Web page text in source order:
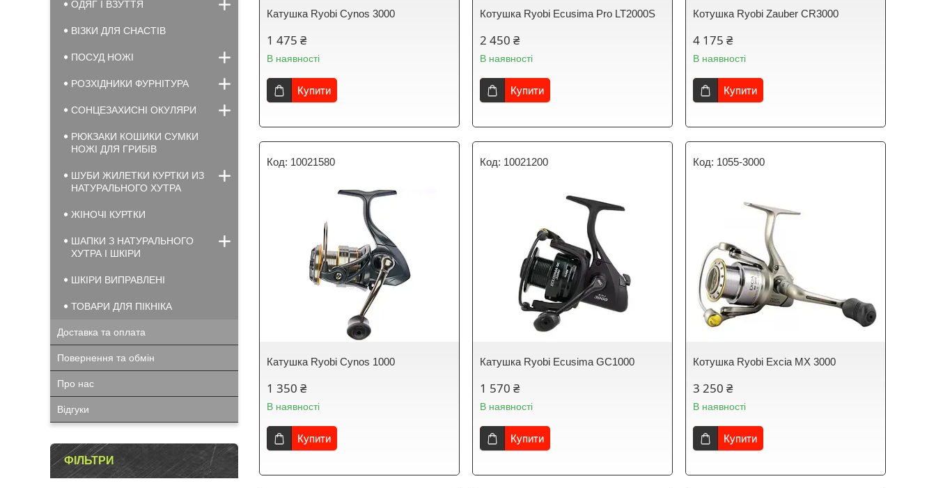
Катушка Ryobi Cynos 3000
1 475 ₴
В наявності
Купити
Котушка Ryobi Ecusima Pro LT2000S
2 450 ₴
В наявності
Купити
Котушка Ryobi Zauber CR3000
4 175 ₴
В наявності
Купити
10021580
Катушка Ryobi Cynos 1000
1 350 ₴
В наявності
Купити
10021200
Катушка Ryobi Ecusima GC1000
1 570 ₴
В наявності
Купити
1055-3000
Котушка Ryobi Excia MX 3000
3 250 ₴
В наявності
Купити
ОДЯГ І ВЗУТТЯ
ВІЗКИ ДЛЯ СНАСТІВ
ПОСУД НОЖІ
РОЗХІДНИКИ ФУРНІТУРА
СОНЦЕЗАХИСНІ ОКУЛЯРИ
РЮКЗАКИ КОШИКИ СУМКИ
НОЖІ ДЛЯ ГРИБІВ
ШУБИ ЖИЛЕТКИ КУРТКИ ИЗ
НАТУРАЛЬНОГО ХУТРА
ЖІНОЧІ КУРТКИ
ШАПКИ З НАТУРАЛЬНОГО
ХУТРА І ШКІРИ
ШКІРИ ВИПРАВЛЕНІ
ТОВАРИ ДЛЯ ПІКНІКА
Доставка та оплата
Повернення та обмін
Про нас
Відгуки
ФІЛЬТРИ